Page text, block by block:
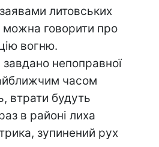
литовських
можна говорити про
вогню.
непоправної
часом
втрати будуть
в районі лиха
зупинений рух